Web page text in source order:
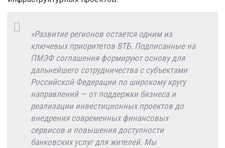
«Развитие регионов остается одним из
ключевых приоритетов ВТБ. Подписанные на
ПМЭФ соглашения формируют основу для
дальнейшего сотрудничества с субъектами
Российской Федерации по широкому кругу
направлений — от поддержки бизнеса и
реализации инвестиционных проектов до
внедрения современных финансовых
сервисов и повышения доступности
банковских услуг для жителей. Мы